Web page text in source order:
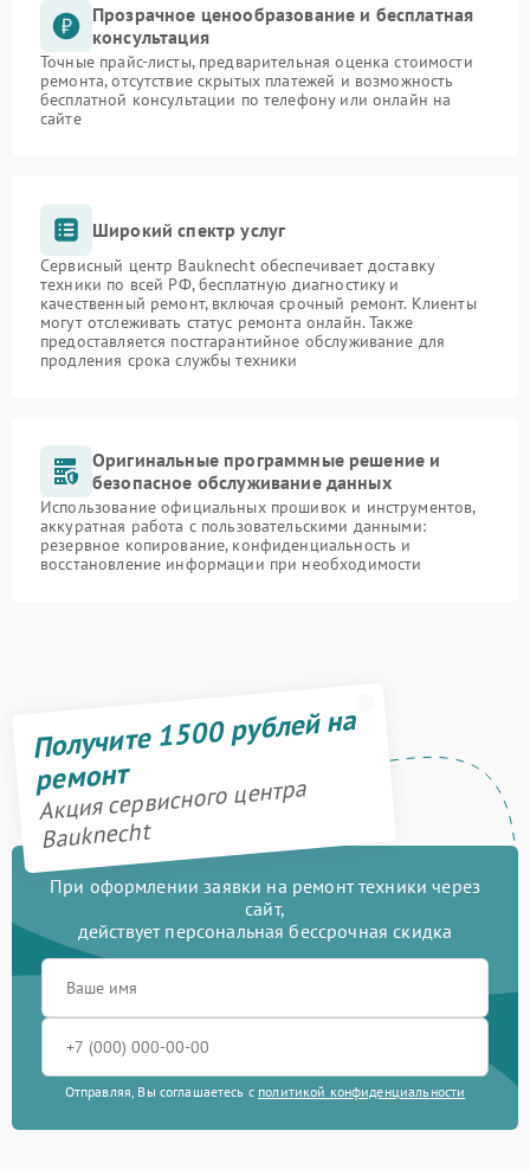
Прозрачное ценообразование и бесплатная
консультация
Точные прайс-листы, предварительная оценка стоимости
ремонта, отсутствие скрытых платежей и возможность
бесплатной консультации по телефону или онлайн на
сайте
Широкий спектр услуг
Сервисный центр Bauknecht обеспечивает доставку
техники по всей РФ, бесплатную диагностику и
качественный ремонт, включая срочный ремонт. Клиенты
могут отслеживать статус ремонта онлайн. Также
предоставляется постгарантийное обслуживание для
продления срока службы техники
Оригинальные программные решение и
безопасное обслуживание данных
Использование официальных прошивок и инструментов,
аккуратная работа с пользовательскими данными:
резервное копирование, конфиденциальность и
восстановление информации при необходимости
Получите 1500 рублей на
ремонт
Акция сервисного центра
Bauknecht
При оформлении заявки на ремонт техники через
сайт,
действует персональная бессрочная скидка
Отправляя, Вы соглашаетесь с политикой конфиденциальности